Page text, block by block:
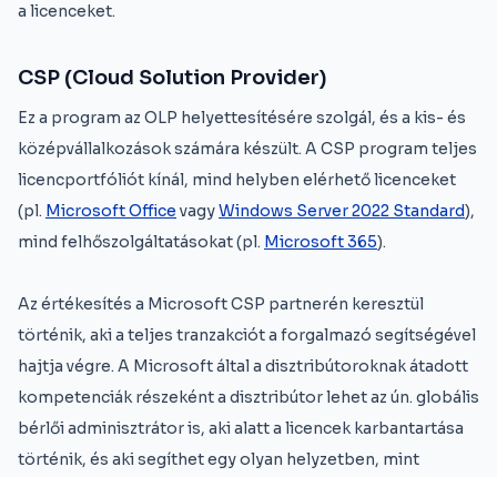
a licenceket.
CSP (Cloud Solution Provider)
Ez a program az OLP helyettesítésére szolgál, és a kis- és
középvállalkozások számára készült. A CSP program teljes
licencportfóliót kínál, mind helyben elérhető licenceket
(pl. Microsoft Office vagyWindows Server 2022 Standard),
mind felhőszolgáltatásokat (pl. Microsoft 365).
Az értékesítés a Microsoft CSP partnerén keresztül
történik, aki a teljes tranzakciót a forgalmazó segítségével
hajtja végre. A Microsoft által a disztribútoroknak átadott
kompetenciák részeként a disztribútor lehet az ún. globális
bérlői adminisztrátor is, aki alatt a licencek karbantartása
történik, és aki segíthet egy olyan helyzetben, mint